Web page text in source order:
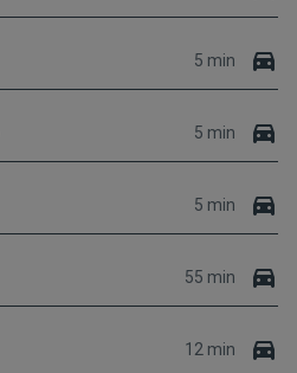
5 min
5 min
5 min
55 min
12 min